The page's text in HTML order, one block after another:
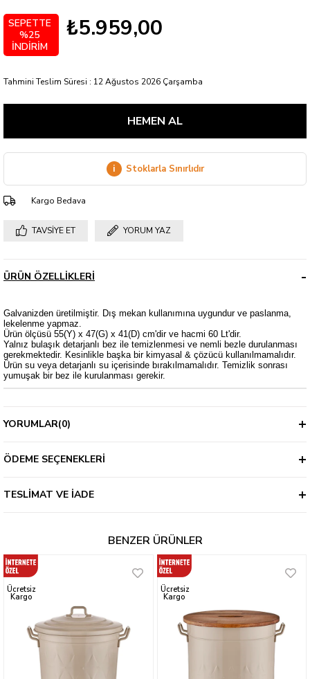
₺5.959,00
SEPETTE
%25
İNDİRİM
Tahmini Teslim Süresi : 12 Ağustos 2026 Çarşamba
i Stoklarla Sınırlıdır
Kargo Bedava
TAVSIYE ET YORUM YAZ
ÜRÜN ÖZELLIKLERI
Galvanizden üretilmiştir. Dış mekan kullanımına uygundur ve paslanma,
lekelenme yapmaz.
Ürün ölçüsü 55(Y) x 47(G) x 41(D) cm'dir ve hacmi 60 Lt'dir.
Yalnız bulaşık detarjanlı bez ile temizlenmesi ve nemli bezle durulanması
gerekmektedir. Kesinlikle başka bir kimyasal & çözücü kullanılmamalıdır.
Ürün su veya detarjanlı su içerisinde bırakılmamalıdır. Temizlik sonrası
yumuşak bir bez ile kurulanması gerekir.
YORUMLAR(0)
ÖDEME SEÇENEKLERI
TESLIMAT VE İADE
BENZER ÜRÜNLER
Ücretsiz
Kargo
Ücretsiz
Kargo